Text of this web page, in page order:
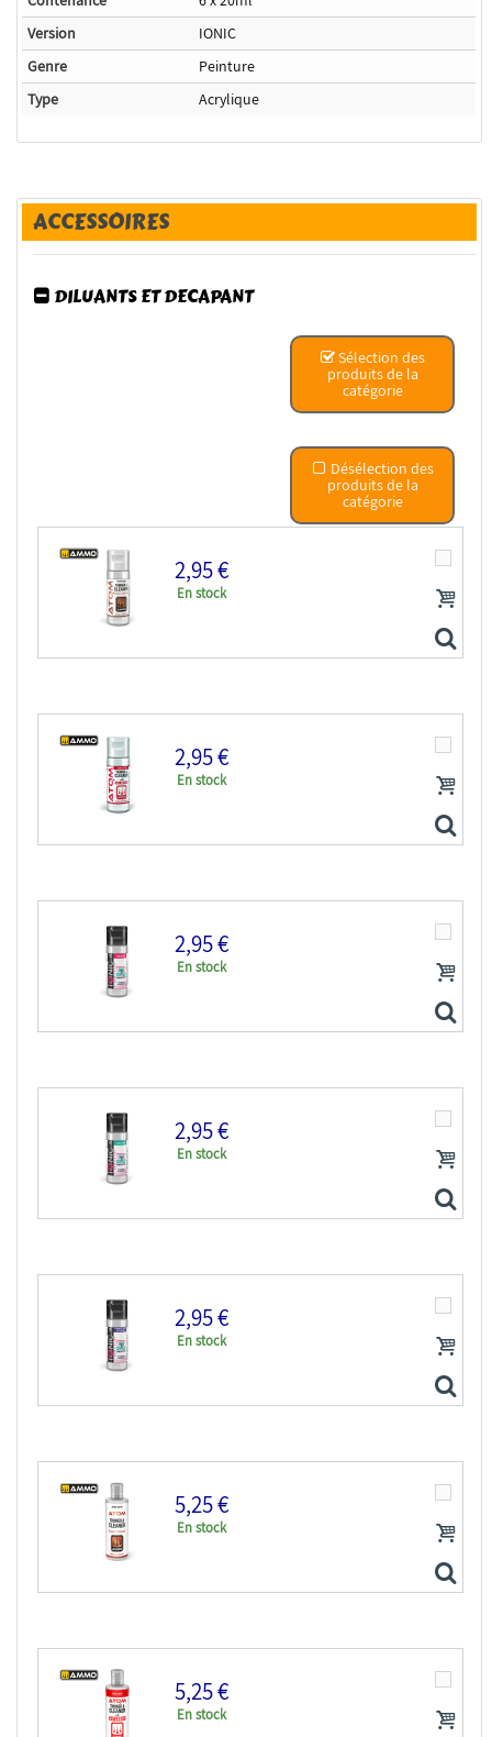
Version
IONIC
Genre
Peinture
Type
Acrylique
ACCESSOIRES
DILUANTS ET DECAPANT
Sélection des
produits de la
catégorie
Désélection des
produits de la
catégorie
2,95 €
En stock
ATOM MIG peinture maquette 20500 Diluant & Nettoyant...
2,95 €
En stock
ATOM MIG peinture maquette 20501 Diluant & Nettoyant...
2,95 €
En stock
IONIC MIG peinture maquette 0300 Diluant acrylique 20ml
2,95 €
En stock
IONIC MIG peinture maquette 0301 Nettoyant acrylique...
2,95 €
En stock
IONIC MIG peinture maquette 0302 Diluant acrylique...
5,25 €
En stock
ATOM MIG peinture maquette 20510 Diluant & Nettoyant...
5,25 €
En stock